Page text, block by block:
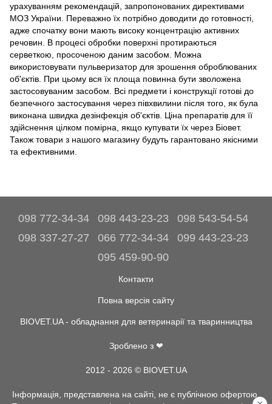
урахуванням рекомендацій, запропонованих директивами
МОЗ України. Переважно їх потрібно доводити до готовності,
адже спочатку вони мають високу концентрацію активних
речовин. В процесі обробки поверхні протираються
серветкою, просоченою даним засобом. Можна
використовувати пульверизатор для зрошення оброблюваних
об'єктів. При цьому вся їх площа повинна бути зволожена
застосовуваним засобом. Всі предмети і конструкції готові до
безпечного застосування через півхвилини після того, як була
виконана швидка дезінфекція об'єктів. Ціна препаратів для її
здійснення цілком помірна, якщо купувати їх через Біовет.
Також товари з нашого магазину будуть гарантовано якісними
та ефективними.
098 772-34-34 098 443-23-23
098 543-54-54
098 337-27-27
066 772-34-34
099 443-23-23
095 459-90-90
Контакти
Повна версія сайту
BIOVET.UA - обладнання для ветеринарії та тваринництва
Зроблено з ❤
2012 - 2026 © BIOVET.UA
Інформація, представлена на сайті, не є публічною офертою.